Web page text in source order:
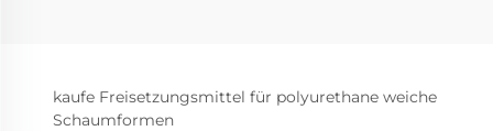
kaufe Freisetzungsmittel für polyurethane weiche
Schaumformen